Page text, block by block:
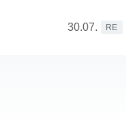
30.07.
RE